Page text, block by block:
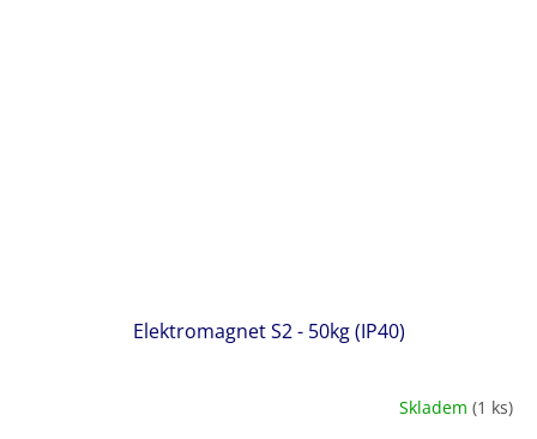
Elektromagnet S2 - 50kg (IP40)
Skladem (1 ks)